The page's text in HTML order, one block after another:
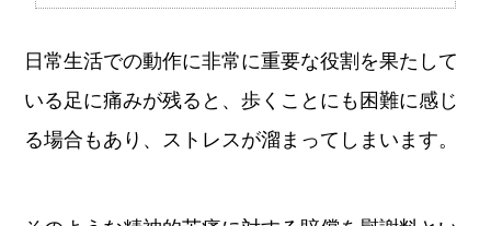
日常生活での動作に非常に重要な役割を果たして
いる足に痛みが残ると、歩くことにも困難に感じ
る場合もあり、ストレスが溜まってしまいます。